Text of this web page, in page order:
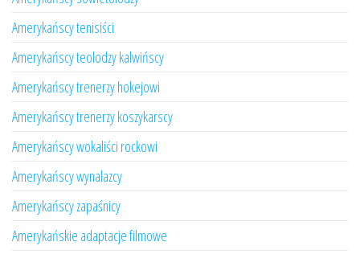
Amerykańscy tenisiści
Amerykańscy teolodzy kalwińscy
Amerykańscy trenerzy hokejowi
Amerykańscy trenerzy koszykarscy
Amerykańscy wokaliści rockowi
Amerykańscy wynalazcy
Amerykańscy zapaśnicy
Amerykańskie adaptacje filmowe